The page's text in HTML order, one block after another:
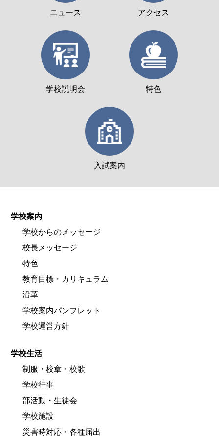
ニュース アクセス
学校説明会 特色
入試案内
学校案内
学校からのメッセージ
校長メッセージ
特色
教育目標・カリキュラム
沿革
学校案内パンフレット
学校運営方針
学校生活
制服・校章・校歌
学校行事
部活動・生徒会
学校施設
災害時対応・各種届出